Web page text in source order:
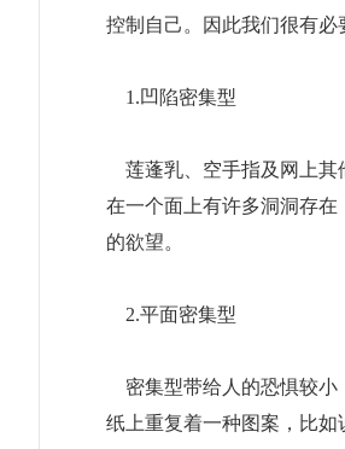
控制自己。因此我们很有必
1.凹陷密集型
莲蓬乳、空手指及网上其
在一个面上有许多洞洞存
的欲望。
2.平面密集型
密集型带给人的恐惧较小
纸上重复着一种图案，比如